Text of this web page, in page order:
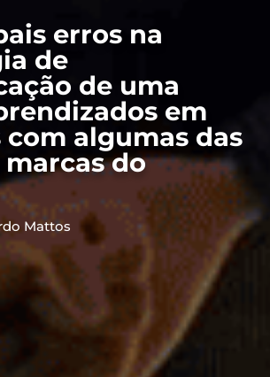
erros na
de
de uma
em
com algumas das
do
Mattos